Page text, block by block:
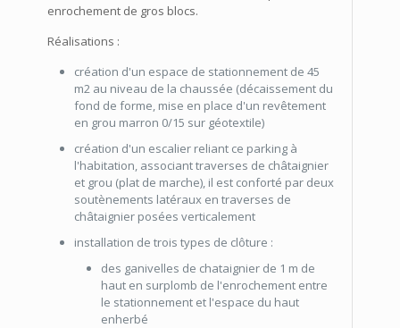
enrochement de gros blocs.
Réalisations :
création d'un espace de stationnement de 45
m2 au niveau de la chaussée (décaissement du
fond de forme, mise en place d'un revêtement
en grou marron 0/15 sur géotextile)
création d'un escalier reliant ce parking à
l'habitation, associant traverses de châtaignier
et grou (plat de marche), il est conforté par deux
soutènements latéraux en traverses de
châtaignier posées verticalement
installation de trois types de clôture :
des ganivelles de chataignier de 1 m de
haut en surplomb de l'enrochement entre
le stationnement et l'espace du haut
enherbé